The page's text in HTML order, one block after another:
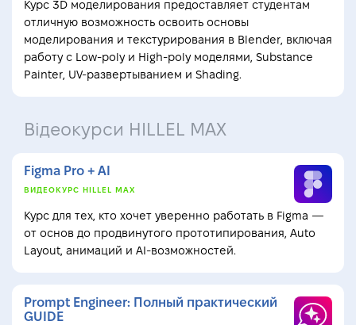
Курс 3D моделирования предоставляет студентам
отличную возможность освоить основы
моделирования и текстурирования в Blender, включая
работу с Low-poly и High-poly моделями, Substance
Painter, UV-развертыванием и Shading.
Відеокурси HILLEL MAX
Figma Pro + AI
ВИДЕОКУРС HILLEL MAX
Курс для тех, кто хочет уверенно работать в Figma —
от основ до продвинутого прототипирования, Auto
Layout, анимаций и AI-возможностей.
Prompt Engineer: Полный практический
GUIDE